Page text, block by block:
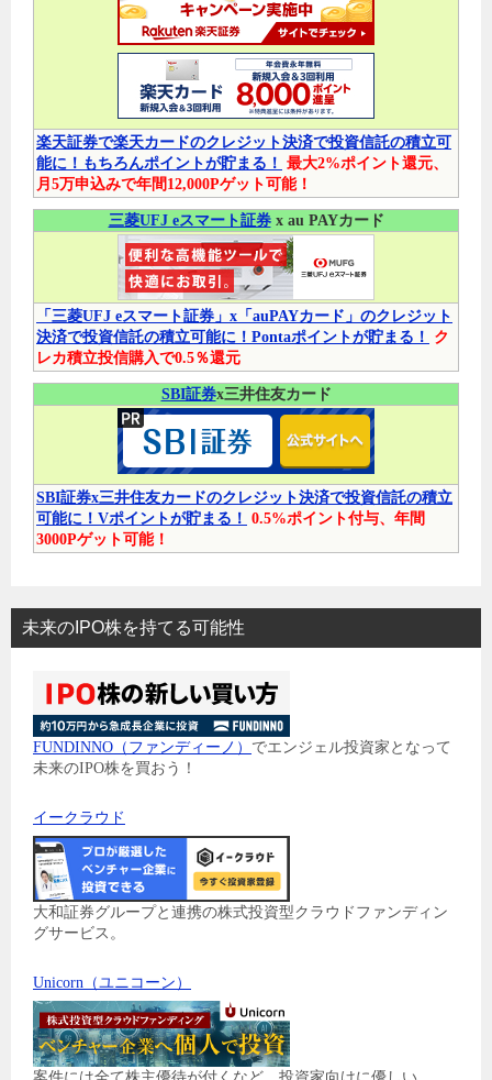
楽天証券で楽天カードのクレジット決済で投資信託の積立可
能に！もちろんポイントが貯まる！ 最大2%ポイント還元、
月5万申込みで年間12,000Pゲット可能！
三菱UFJ eスマート証券x au PAYカード
「三菱UFJ eスマート証券」x「auPAYカード」のクレジット
決済で投資信託の積立可能に！Pontaポイントが貯まる！
ク
レカ積立投信購入で0.5％還元
SBI証券x三井住友カード
SBI証券x三井住友カードのクレジット決済で投資信託の積立
可能に！Vポイントが貯まる！ 0.5%ポイント付与、年間
3000Pゲット可能！
未来のIPO株を持てる可能性
FUNDINNO（ファンディーノ） でエンジェル投資家となって
未来のIPO株を買おう！
イークラウド
大和証券グループと連携の株式投資型クラウドファンディン
グサービス。
Unicorn（ユニコーン）